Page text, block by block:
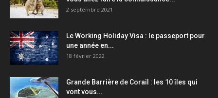
2 septembre 2021
Le Working Holiday Visa : le passeport pour
une année en...
18 février 2022
Grande Barrière de Corail : les 10 îles qui
vont vous...